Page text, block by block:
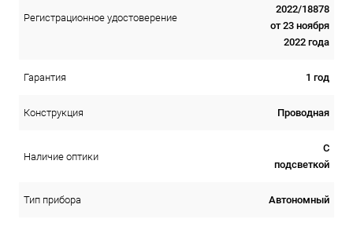
Регистрационное удостоверение
2022/18878
от 23 ноября
2022 года
Гарантия 1 год
Конструкция Проводная
Наличие оптики
С
подсветкой
Тип прибора Автономный